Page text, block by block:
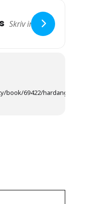
book/69422/hardanger-